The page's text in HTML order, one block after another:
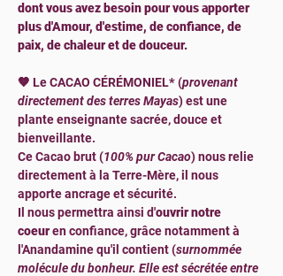
dont vous avez besoin pour vous apporter
plus d'Amour, d'estime, de confiance, de
paix, de chaleur et de douceur.
🤎 Le CACAO CÉRÉMONIEL* (provenant
directement des terres Mayas) est une
plante enseignante sacrée, douce et
bienveillante.
Ce Cacao brut (100% pur Cacao) nous relie
directement à la Terre-Mère, il nous
apporte ancrage et sécurité.
Il nous permettra ainsi d'ouvrir notre
coeur en confiance, grâce notamment à
l'Anandamine qu'il contient (surnommée
molécule du bonheur. Elle est sécrétée entre